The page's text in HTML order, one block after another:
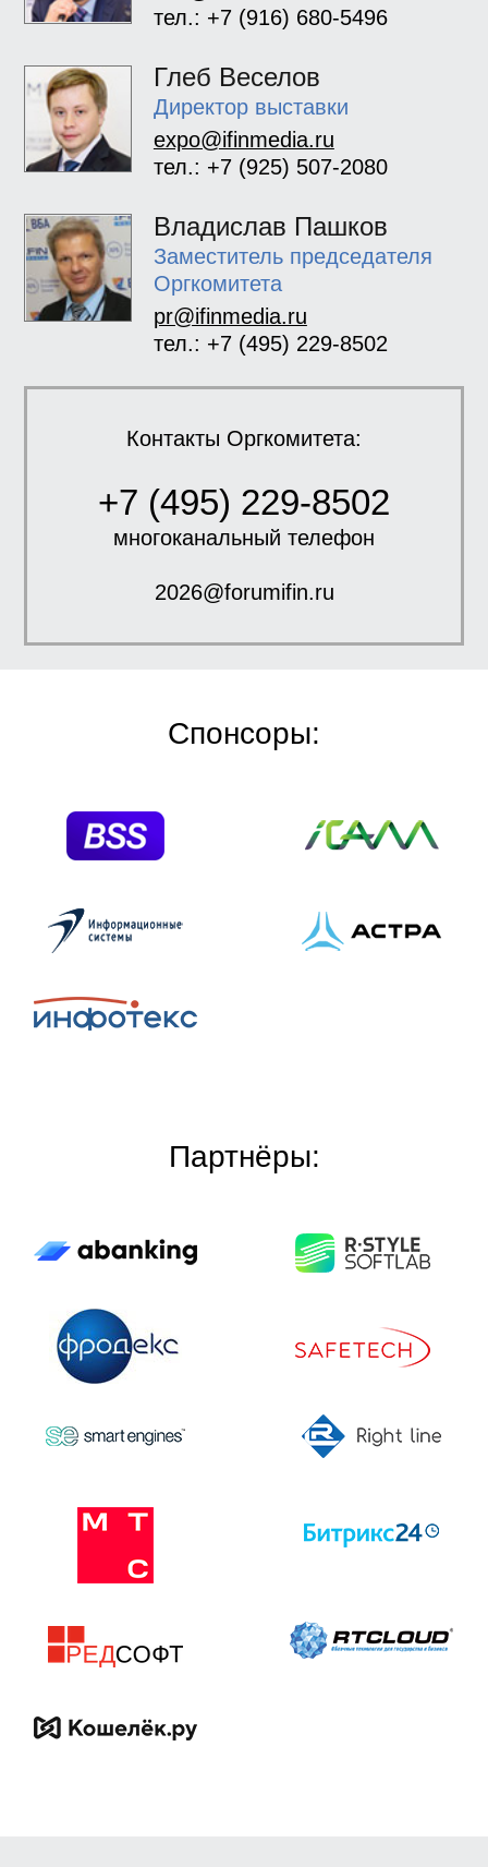
тел.: +7 (916) 680-5496
Глеб Веселов
Директор выставки
expo@ifinmedia.ru
тел.: +7 (925) 507-2080
Владислав Пашков
Заместитель председателя
Оргкомитета
pr@ifinmedia.ru
тел.: +7 (495) 229-8502
Контакты Оргкомитета:
+7 (495) 229-8502
многоканальный телефон
2026@forumifin.ru
Спонсоры:
Партнёры: